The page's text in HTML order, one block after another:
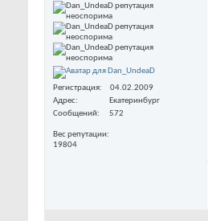
Регистрация
04.02.2009
Адрес
Екатеринбург
Сообщений
572
Вес репутации
19804